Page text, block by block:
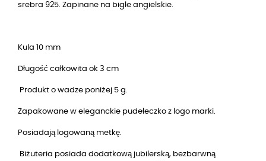
srebra 925. Zapinane na bigle angielskie.
Kula 10 mm
Długość całkowita ok 3 cm
Produkt o wadze poniżej 5 g.
Zapakowane w eleganckie pudełeczko z logo marki.
Posiadają logowaną metkę.
Biżuteria posiada dodatkową jubilerską, bezbarwną